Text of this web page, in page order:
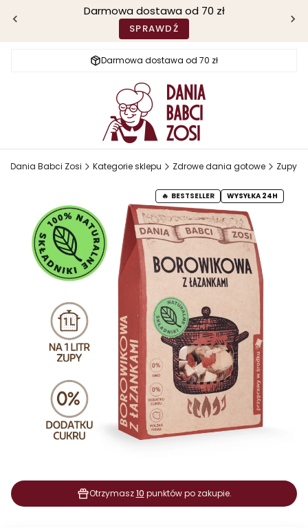
Darmowa dostawa od 70 zł
SPRAWDŹ
Darmowa dostawa od 70 zł
Dania Babci Zosi Kategorie sklepu Zdrowe dania gotowe Zupy
Otrzymasz10 punktów po zakupie.
BESTSELLER WYSYŁKA 24H